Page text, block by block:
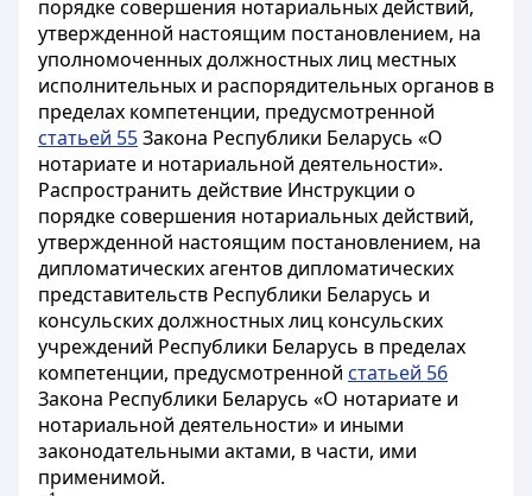
порядке совершения нотариальных действий,
утвержденной настоящим постановлением, на
уполномоченных должностных лиц местных
исполнительных и распорядительных органов в
пределах компетенции, предусмотренной
статьей 55Закона Республики Беларусь «О
нотариате и нотариальной деятельности».
Распространить действие Инструкции о
порядке совершения нотариальных действий,
утвержденной настоящим постановлением, на
дипломатических агентов дипломатических
представительств Республики Беларусь и
консульских должностных лиц консульских
учреждений Республики Беларусь в пределах
компетенции, предусмотренной статьей 56
Закона Республики Беларусь «О нотариате и
нотариальной деятельности» и иными
законодательными актами, в части, ими
применимой.